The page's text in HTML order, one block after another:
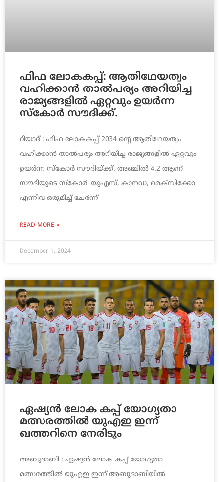
ഫിഫ ലോകകപ്പ്: ആതിഥേയത്വം
വഹിക്കാൻ താൽപര്യം അറിയിച്ച
രാജ്യങ്ങളിൽ ഏറ്റവും ഉയർന്ന
സ്കോർ സൗദിക്ക്.
റിയാദ് : ഫിഫ ലോകകപ്പ് 2034 ന്റെ ആതിഥേയത്വം
വഹിക്കാൻ താൽപര്യം അറിയിച്ച രാജ്യങ്ങളിൽ ഏറ്റവും
ഉയർന്ന സ്കോർ സൗദിയ്ക്ക്. അഞ്ചിൽ 4.2 ആണ്
സൗദിയുടെ സ്കോർ. യുഎസ്, കാനഡ, മെക്സിക്കോ
എന്നിവ ഒരുമിച്ച് ചേർന്ന്
READ MORE »
December 1, 2024
ഏഷ്യൻ ലോക കപ്പ് യോഗ്യതാ
മത്സരത്തിൽ യുഎഇ ഇന്ന്
ഖത്തറിനെ നേരിടും
അബുദാബി : ഏഷ്യൻ ലോക കപ്പ് യോഗ്യതാ
മത്സരത്തിൽ യുഎഇ ഇന്ന് അബുദാബിയിൽ